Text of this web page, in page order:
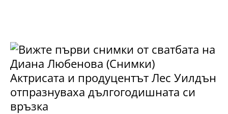
Актрисата и продуцентът Лес Уилдън
отпразнуваха дългогодишната си
връзка